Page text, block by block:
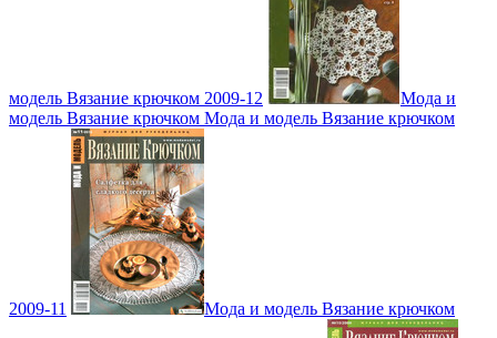
модель Вязание крючком 2009-12
Мода и
модель Вязание крючком Мода и модель Вязание крючком
2009-11 Мода и модель Вязание крючком